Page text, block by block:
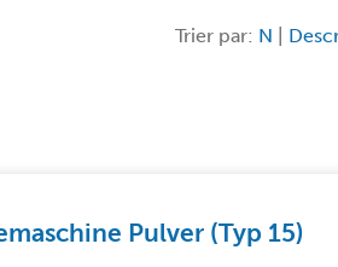
Trier par: N
Pulver (Typ 15)